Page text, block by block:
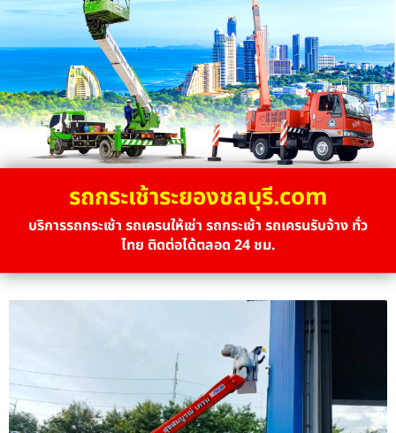
รถกระเช้าระยองชลบุรี.com
บริการรถกระเช้า รถเครนให้เช่า รถกระเช้า รถเครนรับจ้าง ทั่ว
ไทย ติดต่อได้ตลอด 24 ชม.